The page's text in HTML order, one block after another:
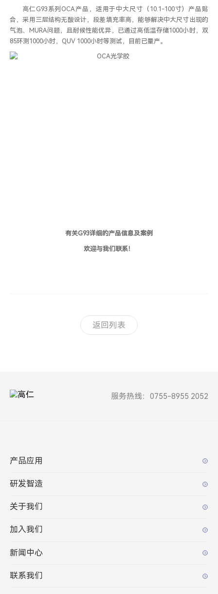
高仁G93系列OCA产品，适用于中大尺寸（10.1-100寸）产品贴
合，采用三层结构无酸设计，段差填充率高，能够解决中大尺寸出现的
气泡、MURA问题，且耐候性能优异，已通过高低温存储1000小时，双
85环测1000小时，QUV 1000小时等测试，目前已量产。
有关G93详细的产品信息及案例
欢迎与我们联系！
返回列表
服务热线：0755-8955 2052
产品应用
研发智造
关于我们
加入我们
新闻中心
联系我们